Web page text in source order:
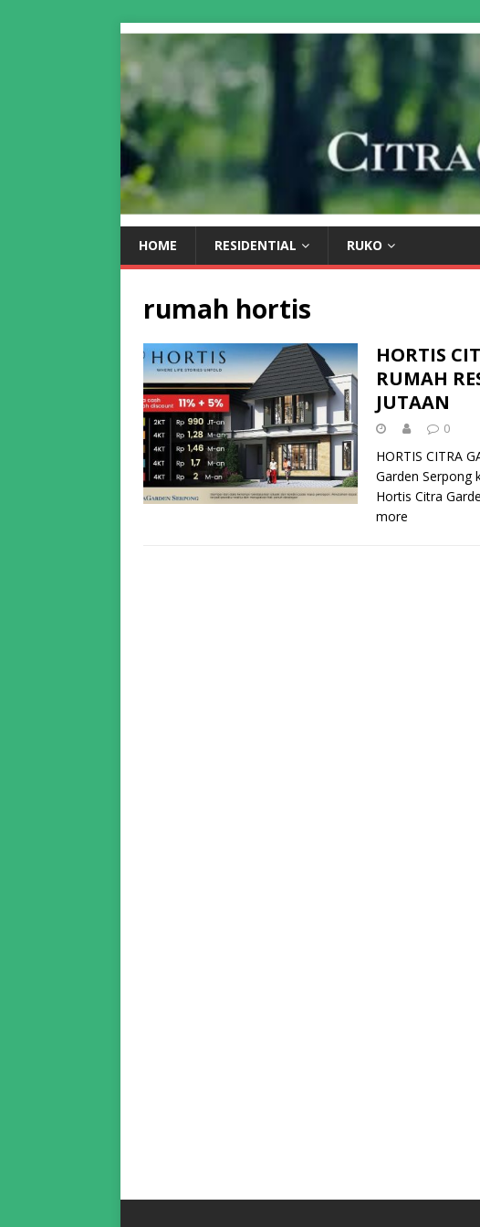
HOME RESIDENTIAL RUKO
rumah hortis
HORTIS
RUMAH
JUTAAN
0
HORTIS CITRA
Garden Serpong
Hortis Citra
more